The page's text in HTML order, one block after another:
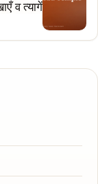
व त्यागें